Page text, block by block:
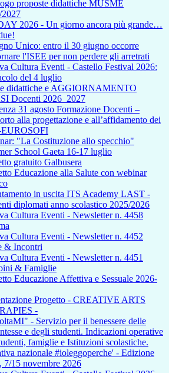
proposte didattiche MUSME
2027
2026 - Un giorno ancora più grande…
Unico: entro il 30 giugno occorre
l'ISEE per non perdere gli arretrati
Cultura Eventi - Castello Festival 2026:
del 4 luglio
didattiche e AGGIORNAMENTO
Docenti 2026_2027
31 agosto Formazione Docenti –
alla progettazione e all’affidamento dei
EUROSOFI
"La Costituzione allo specchio"
School Gaeta 16-17 luglio
gratuito Galbusera
Educazione alla Salute con webinar
in uscita ITS Academy LAST -
diplomati anno scolastico 2025/2026
Cultura Eventi - Newsletter n. 4458
Cultura Eventi - Newsletter n. 4452
& Incontri
Cultura Eventi - Newsletter n. 4451
& Famiglie
Educazione Affettiva e Sessuale 2026-
Progetto - CREATIVE ARTS
-
- Servizio per il benessere delle
e degli studenti. Indicazioni operative
famiglie e Istituzioni scolastiche.
nazionale #ioleggoperche' - Edizione
7/15 novembre 2026